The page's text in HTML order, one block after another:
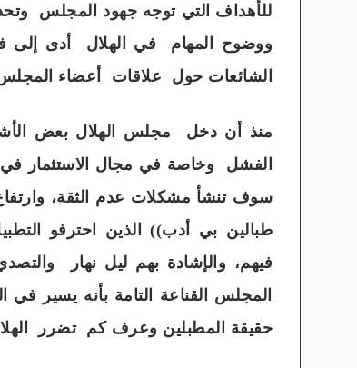
للأهداف التي توجه جهود المجلس
ووضوح المهام في الهلال أدى إلى
الشائعات حول علاقات أعضاء
منذ أن دخل مجلس الهلال بعض
الفشل وخاصة في مجال الاستثمار في
سوف تنشأ مشكلات عدم الثقة،
طبالين بي أدب)) الذين احترفو
فيهم، والإشادة بهم ليل نهار
المجلس القناعة التامة بأنه يسير
حقيقة المطبلين وعرف كم تضرر